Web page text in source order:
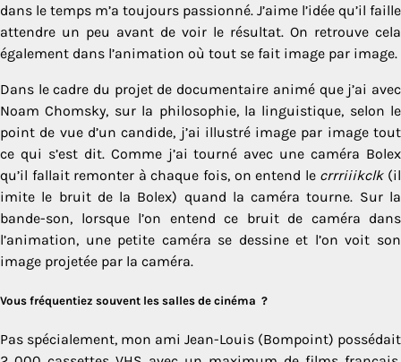
dans le temps m’a toujours passionné. J’aime l’idée qu’il faille
attendre un peu avant de voir le résultat. On retrouve cela
également dans l’animation où tout se fait image par image.
Dans le cadre du projet de documentaire animé que j’ai avec
Noam Chomsky, sur la philosophie, la linguistique, selon le
point de vue d’un candide, j’ai illustré image par image tout
ce qui s’est dit. Comme j’ai tourné avec une caméra Bolex
qu’il fallait remonter à chaque fois, on entend le crrriiikclk(il
imite le bruit de la Bolex) quand la caméra tourne. Sur la
bande-son, lorsque l’on entend ce bruit de caméra dans
l’animation, une petite caméra se dessine et l’on voit son
image projetée par la caméra.
Vous fréquentiez souvent les salles de cinéma ?
Pas spécialement, mon ami Jean-Louis (Bompoint) possédait